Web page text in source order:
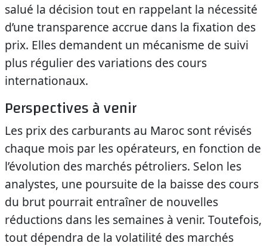
salué la décision tout en rappelant la nécessité
d’une transparence accrue dans la fixation des
prix. Elles demandent un mécanisme de suivi
plus régulier des variations des cours
internationaux.
Perspectives à venir
Les prix des carburants au Maroc sont révisés
chaque mois par les opérateurs, en fonction de
l’évolution des marchés pétroliers. Selon les
analystes, une poursuite de la baisse des cours
du brut pourrait entraîner de nouvelles
réductions dans les semaines à venir. Toutefois,
tout dépendra de la volatilité des marchés